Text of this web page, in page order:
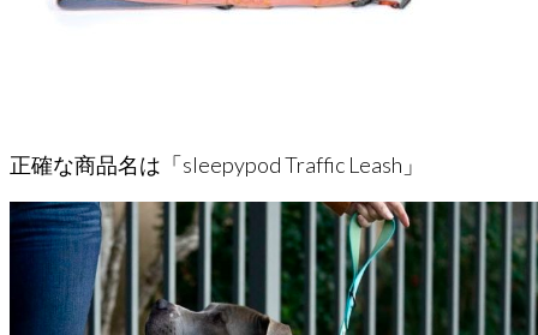
正確な商品名は「sleepypod Traffic Leash」